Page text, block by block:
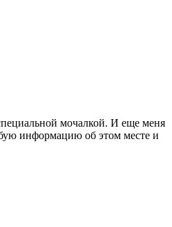
мочалкой. И еще меня
информацию об этом месте и